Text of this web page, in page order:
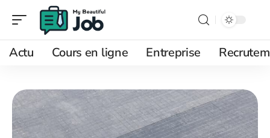
Actu Cours en ligne Entreprise